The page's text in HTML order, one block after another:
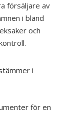
försäljare av
i bland
och
i
för en